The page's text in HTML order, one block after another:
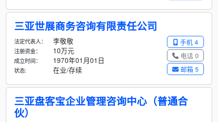
三亚世展商务咨询有限责任公司
手机 4
电话 0
邮箱 5
法定代表人： 李敬敬
注册资金： 10万元
成立时间： 1970年01月01日
状态: 在业/存续
三亚盘客宝企业管理咨询中心（普通合
伙）